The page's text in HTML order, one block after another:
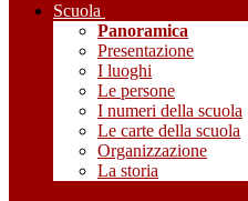
Scuola
Panoramica
Presentazione
I luoghi
Le persone
I numeri della scuola
Le carte della scuola
Organizzazione
La storia